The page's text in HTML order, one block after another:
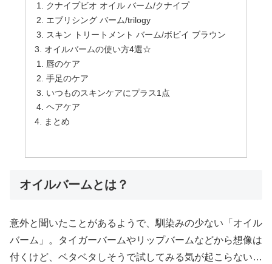
クナイプビオ オイル バーム/クナイプ
エブリシング バーム/trilogy
スキン トリートメント バーム/ボビイ ブラウン
オイルバームの使い方4選☆
唇のケア
手足のケア
いつものスキンケアにプラス1点
ヘアケア
まとめ
オイルバームとは？
意外と聞いたことがあるようで、馴染みの少ない「オイル
バーム」。タイガーバームやリップバームなどから想像は
付くけど、ベタベタしそうで試してみる気が起こらない…